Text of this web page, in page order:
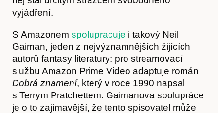
vyjádření.
S Amazonem spolupracuje i takový Neil
Gaiman, jeden z nejvýznamnějších žijících
autorů fantasy literatury: pro streamovací
službu Amazon Prime Video adaptuje román
Dobrá znamení, který v roce 1990 napsal
s Terrym Pratchettem. Gaimanova spolupráce
je o to zajímavější, že tento spisovatel může